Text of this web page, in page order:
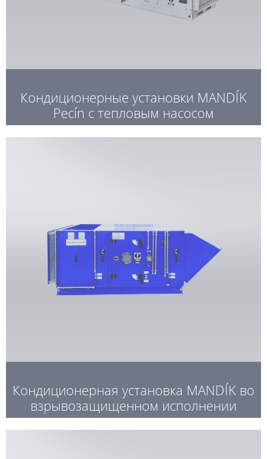
Кондиционерные установки MANDÍK
Pecín с тепловым насосом
Кондиционерная установка MANDÍK во
взрывозащищенном исполнении